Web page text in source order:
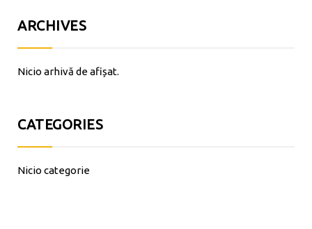
ARCHIVES
Nicio arhivă de afișat.
CATEGORIES
Nicio categorie